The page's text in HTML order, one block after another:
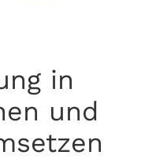
in
und